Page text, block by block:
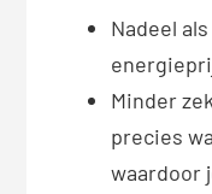
Nadeel
Minder
precies
waardoor